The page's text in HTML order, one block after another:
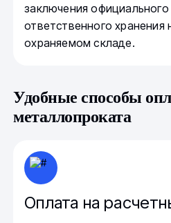
заключения
ответственного хранения
охраняемом складе.
Удобные способы
металлопроката
Оплата на